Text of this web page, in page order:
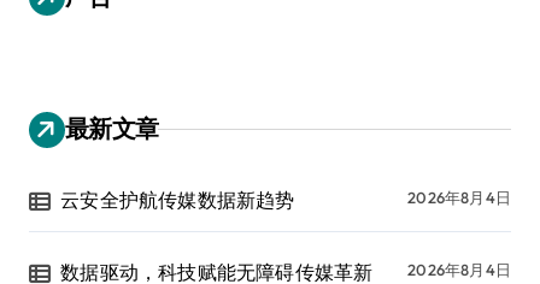
最新文章
云安全护航传媒数据新趋势 2026年8月4日
数据驱动，科技赋能无障碍传媒革新 2026年8月4日